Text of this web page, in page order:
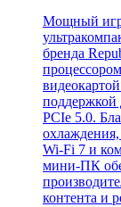
Мощный
бренда
поддержкой
PCIe 5.0.
Wi-Fi 7 и
мини-ПК
контента и